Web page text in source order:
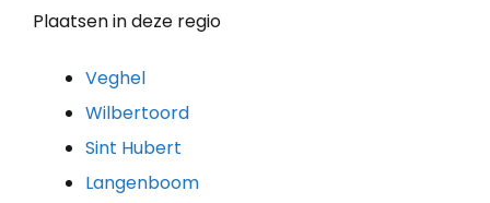
Plaatsen in deze regio
Veghel
Wilbertoord
Sint Hubert
Langenboom